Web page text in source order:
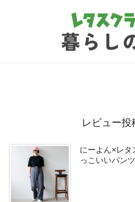
レビュー投
にーよん×レタ
っこいいパン